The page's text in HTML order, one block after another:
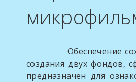
Обеспечение
создания двух фондов,
предназначен для